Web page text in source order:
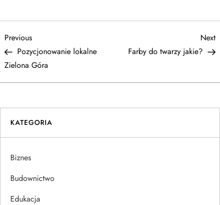
N
a
w
i
g
a
c
Previous
Post
Previous
Pozycjonowanie lokalne
Zielona Góra
Next
Farby do twarzy jakie?
KATEGORIA
Biznes
Budownictwo
Edukacja